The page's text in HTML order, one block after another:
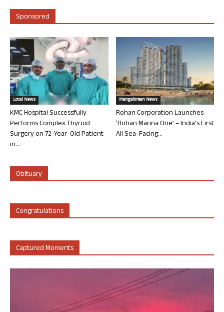
Sponsored
Local News
KMC Hospital Successfully
Performs Complex Thyroid
Surgery on 72-Year-Old Patient
in...
Mangalorean News
Rohan Corporation Launches
‘Rohan Marina One’ – India’s First
All Sea-Facing...
Obituary
Congratulations
Captured Moments